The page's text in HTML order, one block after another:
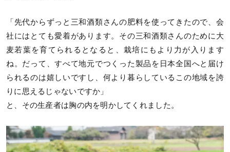
「先代からずっと三和酒類さんの肥料を使ってきたので、会
社にはとても愛着があります。その三和酒類さんのために大
麦若葉を育てられるとなると、栽培にもより力が入ります
ね。だって、すべて地元でつくった製品を日本全国へと届け
られるのは嬉しいですし、何より暮らしているこの地域を誇
りに思えるじゃないですか」
と、その生産者は胸の内を明かしてくれました。